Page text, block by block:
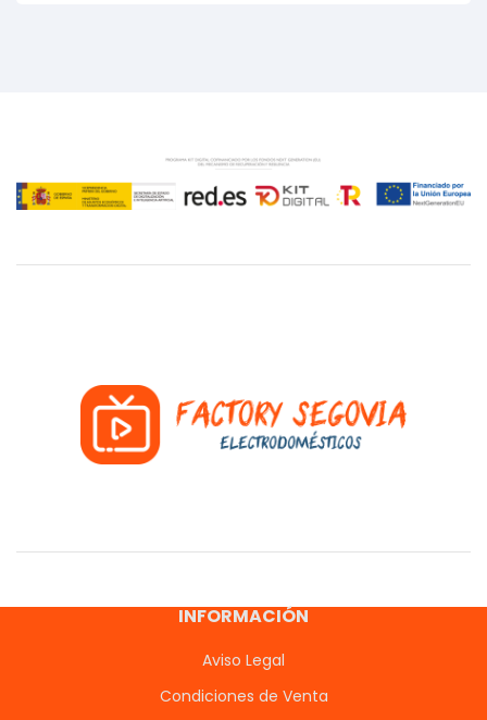
INFORMACIÓN
Aviso Legal
Condiciones de Venta